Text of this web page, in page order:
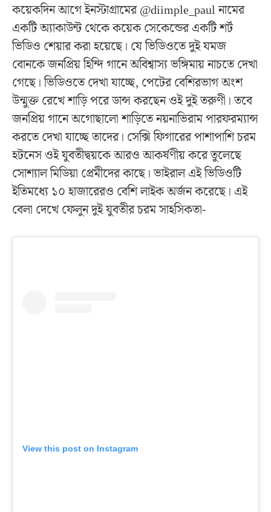
কয়েকদিন আগে ইনস্টাগ্রামের @diimple_paul নামের
একটি অ্যাকাউন্ট থেকে কয়েক সেকেন্ডের একটি শর্ট
ভিডিও শেয়ার করা হয়েছে। যে ভিডিওতে দুই যমজ
বোনকে জনপ্রিয় হিন্দি গানে অবিশ্বাস্য ভঙ্গিমায় নাচতে দেখা
গেছে। ভিডিওতে দেখা যাচ্ছে, পেটের বেশিরভাগ অংশ
উন্মুক্ত রেখে শাড়ি পরে ডান্স করছেন ওই দুই তরুণী। তবে
জনপ্রিয় গানে অগোছালো শাড়িতে নয়নাভিরাম পারফরম্যান্স
করতে দেখা যাচ্ছে তাদের। সেক্সি ফিগারের পাশাপাশি চরম
হটনেস ওই যুবতীদ্বয়কে আরও আকর্ষণীয় করে তুলেছে
সোশ্যাল মিডিয়া প্রেমীদের কাছে। ভাইরাল এই ভিডিওটি
ইতিমধ্যে ১০ হাজারেরও বেশি লাইক অর্জন করেছে। এই
বেলা দেখে ফেলুন দুই যুবতীর চরম সাহসিকতা-
View this post on Instagram